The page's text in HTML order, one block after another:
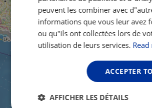
peuvent les combiner avec
informations que vous leur avez
ou qu"ils ont collectées lors de
utilisation de leurs services.
ACCEPTER
AFFICHER LES DÉTAILS